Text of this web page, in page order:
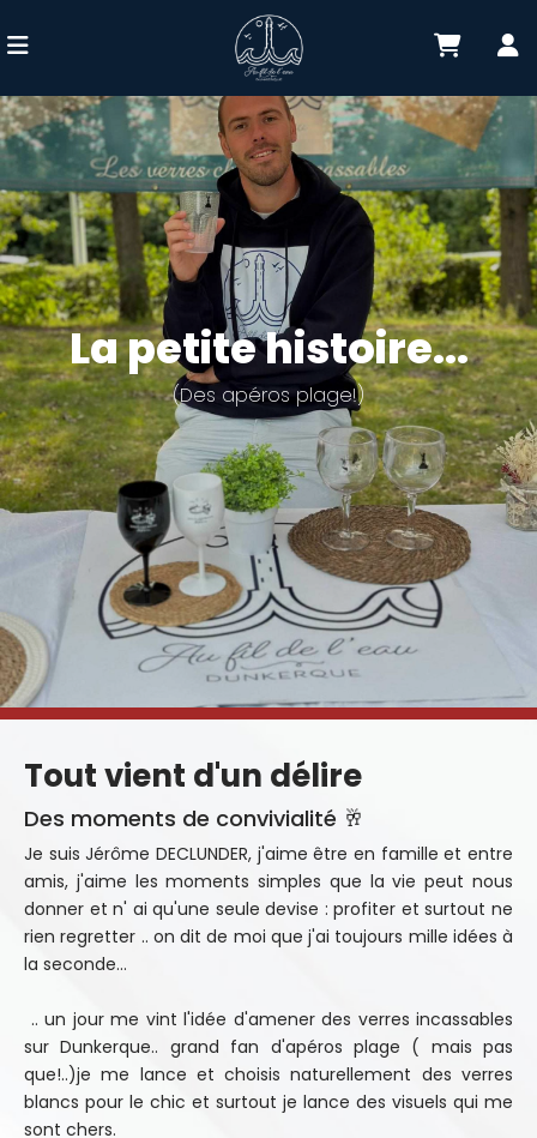
La petite histoire...
(Des apéros plage!)
Tout vient d'un délire
Des moments de convivialité 🥂
Je suis Jérôme DECLUNDER, j'aime être en famille et entre
amis, j'aime les moments simples que la vie peut nous
donner et n' ai qu'une seule devise : profiter et surtout ne
rien regretter .. on dit de moi que j'ai toujours mille idées à
la seconde...
.. un jour me vint l'idée d'amener des verres incassables
sur Dunkerque.. grand fan d'apéros plage ( mais pas
que!..)je me lance et choisis naturellement des verres
blancs pour le chic et surtout je lance des visuels qui me
sont chers.